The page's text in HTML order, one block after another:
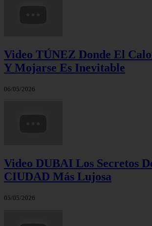
Video TÚNEZ Donde El
Y Mojarse Es Inevitable
06/05/2026
Video DUBAI Los Secretos
CIUDAD Más Lujosa
05/05/2026